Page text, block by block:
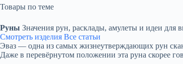
Товары по теме
Руны Значения рун, расклады, амулеты и идеи для
Смотреть изделия Все статьи
Эваз — одна из самых жизнеутверждающих рун
Даже в перевёрнутом положении эта руна скорее